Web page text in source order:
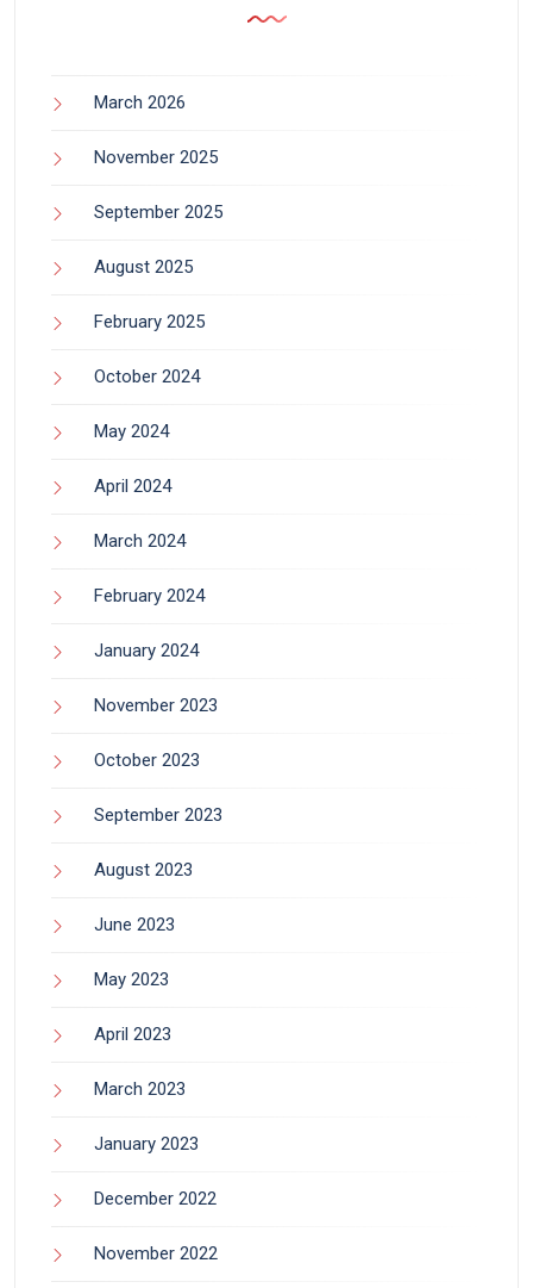
March 2026
November 2025
September 2025
August 2025
February 2025
October 2024
May 2024
April 2024
March 2024
February 2024
January 2024
November 2023
October 2023
September 2023
August 2023
June 2023
May 2023
April 2023
March 2023
January 2023
December 2022
November 2022